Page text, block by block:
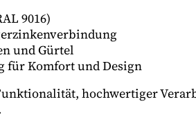
9016)
und Gürtel
für Komfort und Design
hochwertiger